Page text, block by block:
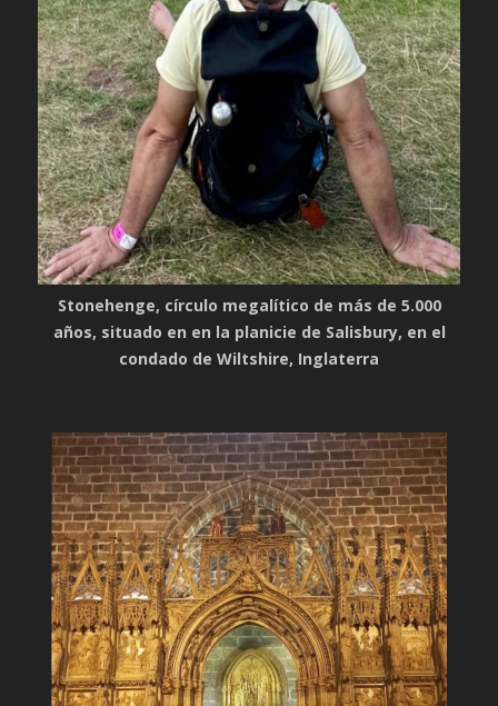
Stonehenge, círculo megalítico de más de 5.000
años, situado en en la planicie de Salisbury, en el
condado de Wiltshire, Inglaterra